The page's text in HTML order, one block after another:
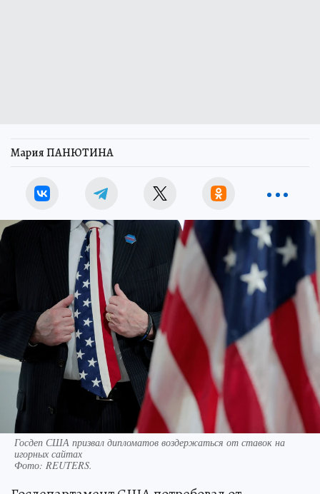
Мария ПАНЮТИНА
Госдеп США призвал дипломатов воздержаться от ставок на
игорных сайтах
Фото: REUTERS.